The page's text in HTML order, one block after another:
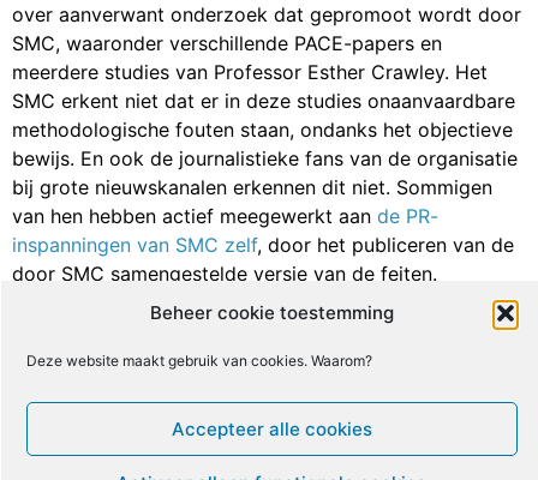
Beheer cookie toestemming
Deze website maakt gebruik van cookies. Waarom?
Accepteer alle cookies
over aanverwant onderzoek dat gepromoot wordt door
SMC, waaronder verschillende PACE-papers en
meerdere studies van Professor Esther Crawley. Het
SMC erkent niet dat er in deze studies onaanvaardbare
methodologische fouten staan, ondanks het objectieve
bewijs. En ook de journalistieke fans van de organisatie
bij grote nieuwskanalen erkennen dit niet. Sommigen
van hen hebben actief meegewerkt aan de PR-
inspanningen van SMC zelf, door het publiceren van de
door SMC samengestelde versie van de feiten.
Het blijft onduidelijk waarom het SMC zo veel moeite
standpunt zouden de bevindingen geïnterpreteerd
kunnen worden als een ondermijning van de idee achter
het GET/CGT-behandelingsparadigma, dat gestoeld is
op de hypothese dat zinloze overtuigingen en slecht